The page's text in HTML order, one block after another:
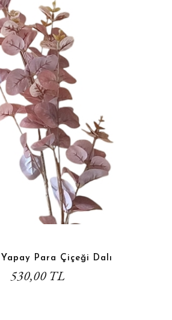
Para Çiçeği Dalı
530,00 TL